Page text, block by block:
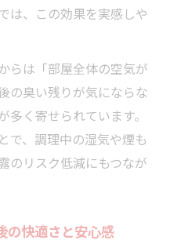
は、この効果を実感しや
らは「部屋全体の空気が
の臭い残りが気にならな
く寄せられています。
で、調理中の湿気や煙も
のリスク低減にもつなが
の快適さと安心感